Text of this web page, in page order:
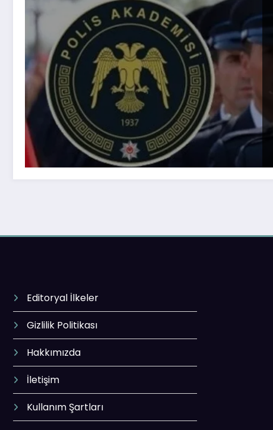
Editoryal İlkeler
Gizlilik Politikası
Hakkımızda
İletişim
Kullanım Şartları